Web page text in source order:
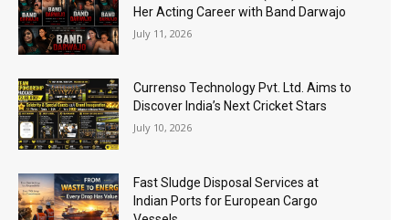
Her Acting Career with Band Darwajo
July 11, 2026
Currenso Technology Pvt. Ltd. Aims to
Discover India’s Next Cricket Stars
July 10, 2026
Fast Sludge Disposal Services at
Indian Ports for European Cargo